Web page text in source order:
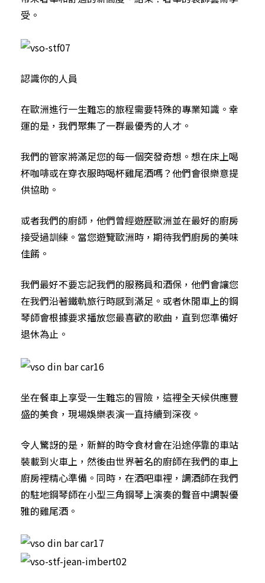
受。
認識你的人員
在歐洲進行一生難忘的旅程需要特殊的專業知識。幸
運的是，我們聚集了一群最優秀的人才。
我們的管家將滿足您的每一個突發奇想。想在床上喝
杯咖啡或在穿衣服時喝杯雞尾酒嗎？他們會很樂意提
供協助。
或者我們的廚師，他們曾經遊歷歐洲並在最好的廚房
接受過訓練。當您遊覽歐洲時，期待我們廚房的美味
佳餚。
我們最好不要忘記我們的服務員和酒保，他們會讓您
在我們沿著鐵軌旅行時感到滿足。或者休閒車上的鋼
琴師會根據要求播放您最喜歡的歌曲，直到您準備好
退休為止。
坐在餐車上享受一生難忘的冒險，這裡全天候供應豐
盛的美食，現場娛樂表演一直持續到深夜。
令人驚訝的是，新鮮的時令食材會在沿途停靠的車站
裝載到火車上，然後由世界著名的廚師在我們的車上
廚房裡精心準備。同時，在酒吧車裡，調酒師在我們
的駐地鋼琴師在小型三角鋼琴上演奏的聲音中調製優
雅的雞尾酒。